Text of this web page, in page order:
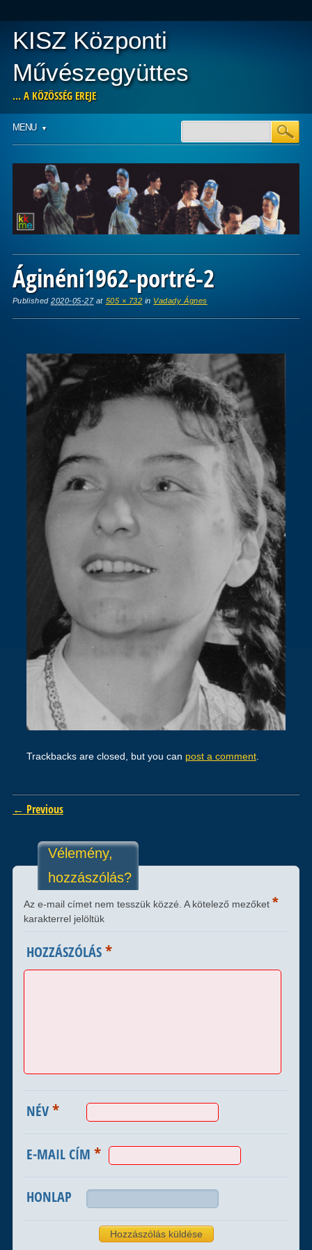
KISZ Központi
Művészegyüttes
… A KÖZÖSSÉG EREJE
Main menu
MENU
Áginéni1962-portré-2
Published2020-05-27at 505 × 732 in Vadady Ágnes
Trackbacks are closed, but you can post a comment.
← Previous
Vélemény,
hozzászólás?
Az e-mail címet nem tesszük közzé. A kötelező mezőket *
karakterrel jelöltük
HOZZÁSZÓLÁS*
NÉV*
E-MAIL CÍM *
HONLAP